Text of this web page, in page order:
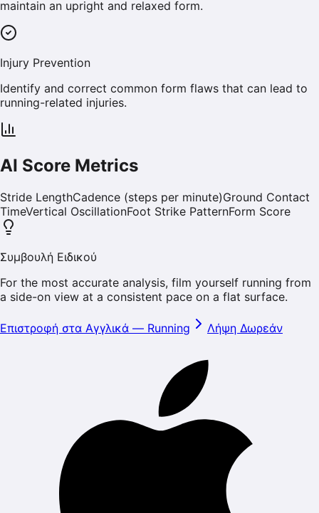
maintain an upright and relaxed form.
Injury Prevention
Identify and correct common form flaws that can lead to
running-related injuries.
AI Score Metrics
Stride LengthCadence (steps per minute)Ground Contact
TimeVertical OscillationFoot Strike PatternForm Score
Συμβουλή Ειδικού
For the most accurate analysis, film yourself running from
a side-on view at a consistent pace on a flat surface.
Επιστροφή στα Αγγλικά — Running Λήψη Δωρεάν